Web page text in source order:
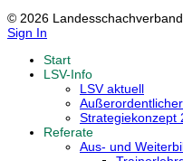
© 2026
Sign In
Start
LSV-Info
LSV aktuell
Strategiekonzept
Referate
Aus- und